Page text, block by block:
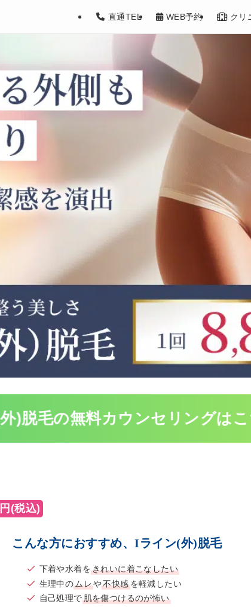
直通TEL WEB予約 クリ
】Iライン（外）の医療脱毛、料金
)脱毛の無料カウンセリングはこ
(税込)
こんな方におすすめ、Iライン(外)脱毛
下着や水着をきれいに着こなしたい
生理中のムレや不快感を軽減したい
自己処理で肌を傷つけるのが怖い